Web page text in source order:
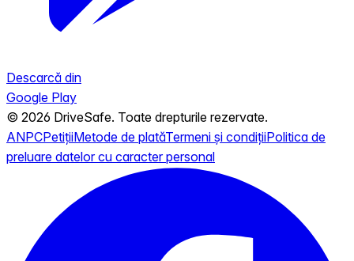
Descarcă din
Google Play
© 2026 DriveSafe. Toate drepturile rezervate.
ANPCPetițiiMetode de platăTermeni și condițiiPolitica de
preluare datelor cu caracter personal